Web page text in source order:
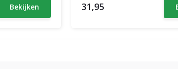
Bekijken 31,95